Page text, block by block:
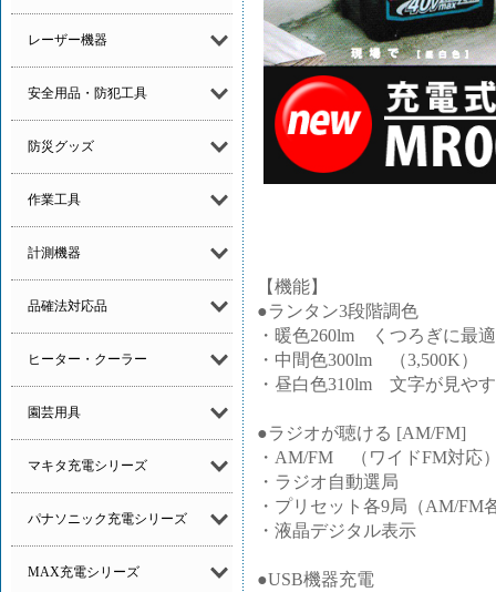
レーザー機器
安全用品・防犯工具
防災グッズ
作業工具
計測機器
品確法対応品
ヒーター・クーラー
園芸用具
マキタ充電シリーズ
パナソニック充電シリーズ
MAX充電シリーズ
【機能】
●ランタン3段階調色
・暖色260lm くつろぎに最
・中間色300lm （3,500K）
・昼白色310lm 文字が見や
●ラジオが聴ける [AM/FM]
・AM/FM （ワイドFM対応
・ラジオ自動選局
・プリセット各9局（AM/FM
・液晶デジタル表示
●USB機器充電